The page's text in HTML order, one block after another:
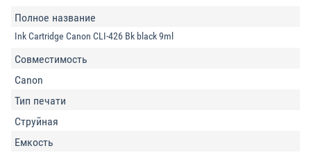
Полное название
Ink Cartridge Canon CLI-426 Bk black 9ml
Совместимость
Canon
Тип печати
Струйная
Емкость